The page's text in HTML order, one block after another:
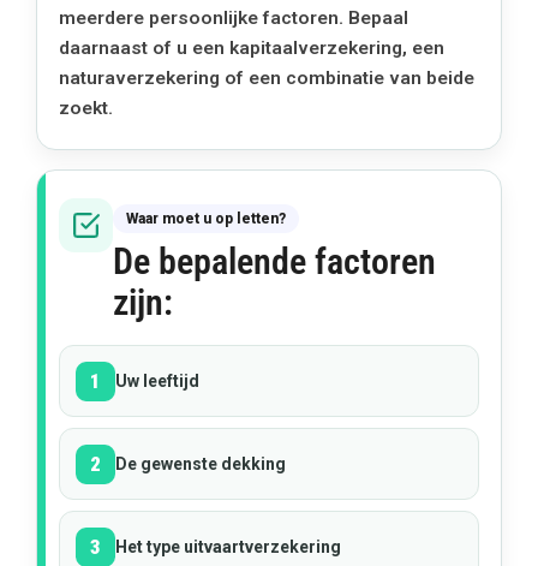
meerdere persoonlijke factoren. Bepaal
daarnaast of u een kapitaalverzekering, een
naturaverzekering of een combinatie van beide
zoekt.
Waar moet u op letten?
De bepalende factoren
zijn:
1 Uw leeftijd
2 De gewenste dekking
3 Het type uitvaartverzekering